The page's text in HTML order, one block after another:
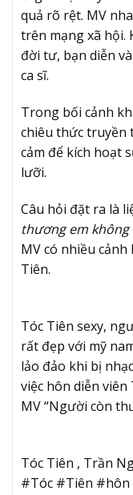
quả rõ rệt. MV
trên mạng xã hội.
đời tư, bạn diễn
ca sĩ.
Trong bối cảnh
chiêu thức truyền
cảm để kích hoạt
lưỡi.
Câu hỏi đặt ra là
thương em không
MV có nhiều
Tiên.
Tóc Tiên sexy,
rất đẹp với mỹ
lảo đảo khi bị
việc hôn diễn
MV “Người còn
Tóc Tiên , Trần
#Tóc #Tiên #hôn